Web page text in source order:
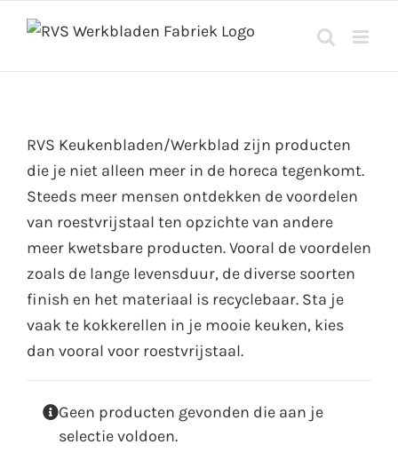
naar
RVS Keukenbladen/Werkblad zijn producten
die je niet alleen meer in de horeca tegenkomt.
Steeds meer mensen ontdekken de voordelen
van roestvrijstaal ten opzichte van andere
meer kwetsbare producten. Vooral de voordelen
zoals de lange levensduur, de diverse soorten
finish en het materiaal is recyclebaar. Sta je
vaak te kokkerellen in je mooie keuken, kies
dan vooral voor roestvrijstaal.
Geen producten gevonden die aan je
selectie voldoen.